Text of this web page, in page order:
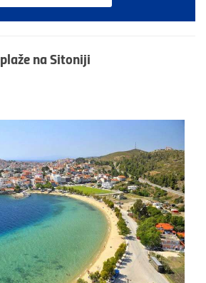
plaže na Sitoniji